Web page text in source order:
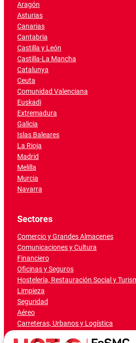
Aragón
Asturias
Canarias
Cantabria
Castilla y León
Castilla-La Mancha
Catalunya
Ceuta
Comunidad Valenciana
Euskadi
Extremadura
Galicia
Islas Baleares
La Rioja
Madrid
Melilla
Murcia
Navarra
Sectores
Comercio y Grandes Almacenes
Comunicaciones y Cultura
Financiero
Oficinas y Seguros
Hostelería, Restauración Social y
Limpieza
Seguridad
Aéreo
Carreteras, Urbanos y Logística